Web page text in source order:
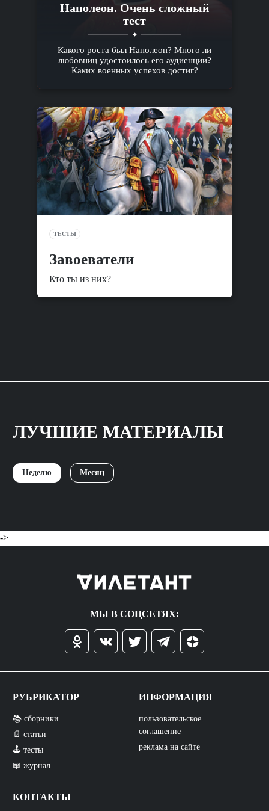
Наполеон. Очень сложный
тест
Какого роста был Наполеон? Много ли
любовниц удостоилось его аудиенции?
Каких военных успехов достиг?
ТЕСТЫ
Завоеватели
Кто ты из них?
ЛУЧШИЕ МАТЕРИАЛЫ
Неделю Месяц
->
МЫ В СОЦСЕТЯХ:
РУБРИКАТОР
📚 сборники
📄 статьи
🕹️ тесты
📖 журнал
КОНТАКТЫ
ИНФОРМАЦИЯ
пользовательское
соглашение
реклама на сайте